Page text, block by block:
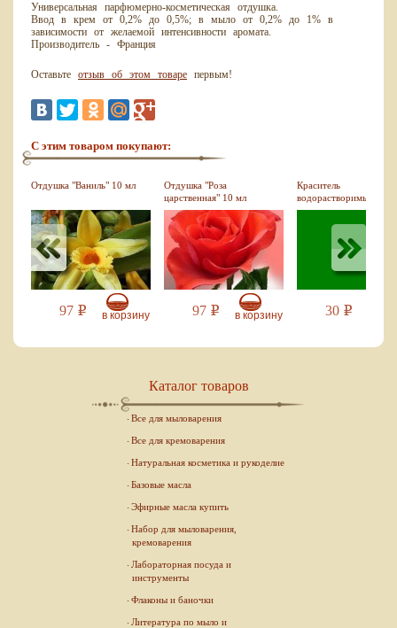
Универсальная парфюмерно-косметическая отдушка.
Ввод в крем от 0,2% до 0,5%; в мыло от 0,2% до 1% в
зависимости от желаемой интенсивности аромата.
Производитель - Франция
Оставьте отзыв об этом товаре первым!
С этим товаром покупают:
Отдушка "Ваниль" 10 мл
97 Р в корзину
Отдушка "Роза
царственная" 10 мл
97 Р в корзину
Краситель
водорастворимый
зеленый, 10 мл
30 Р
Каталог товаров
Все для мыловарения
Все для кремоварения
Натуральная косметика и рукоделие
Базовые масла
Эфирные масла купить
Набор для мыловарения,
кремоварения
Лабораторная посуда и
инструменты
Флаконы и баночки
Литература по мыло и